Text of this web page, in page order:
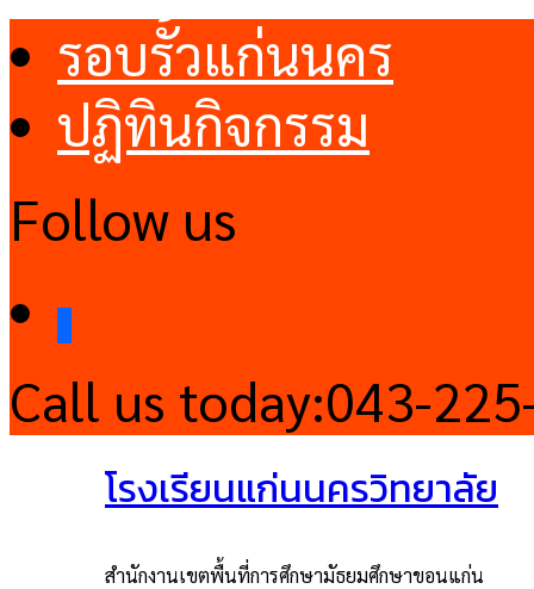
รอบรั้วแก่นนคร
ปฏิทินกิจกรรม
Follow us
Call us today:043-
โรงเรียนแก่นนครวิทยาลัย
สำนักงานเขตพื้นที่การศึกษามัธยมศึกษาขอนแก่น